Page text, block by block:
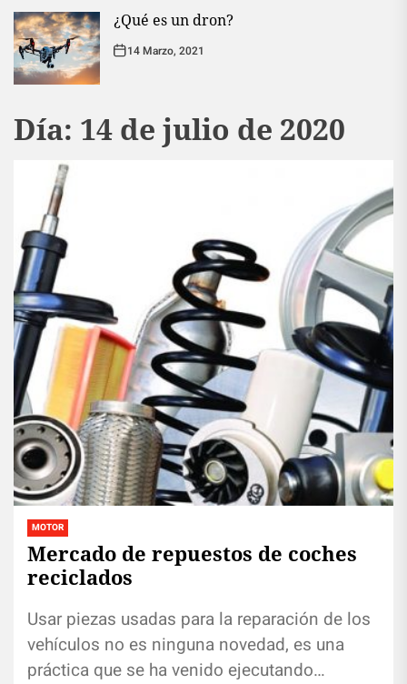
¿Qué es un dron?
14 Marzo, 2021
Día: 14 de julio de 2020
MOTOR
Mercado de repuestos de coches
reciclados
Usar piezas usadas para la reparación de los
vehículos no es ninguna novedad, es una
práctica que se ha venido ejecutando